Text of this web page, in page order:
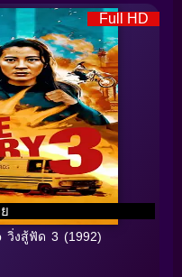
Full HD
วิ่งสู้ฟัด 3 (1992)